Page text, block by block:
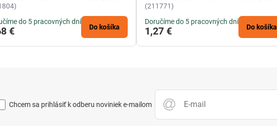
do 5 pracovných dní
€ Do košíka
(211771)
Doručíme do 5 pracovných dní
1,27 € Do košíka
Chcem sa prihlásiť k odberu noviniek e-mailom